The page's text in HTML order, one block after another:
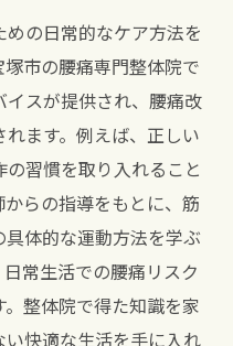
の日常的なケア方法を
市の腰痛専門整体院で
スが提供され、腰痛改
ます。例えば、正しい
習慣を取り入れること
らの指導をもとに、筋
体的な運動方法を学ぶ
常生活での腰痛リスク
整体院で得た知識を家
快適な生活を手に入れ